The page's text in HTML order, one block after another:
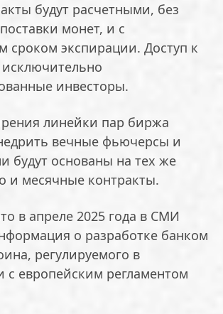
будут расчетными, без
монет, и с
сроком экспирации. Доступ к
инвесторы.
линейки пар биржа
вечные фьючерсы и
будут основаны на тех же
и месячные контракты.
в апреле 2025 года в СМИ
о разработке банком
регулируемого в
с европейским регламентом